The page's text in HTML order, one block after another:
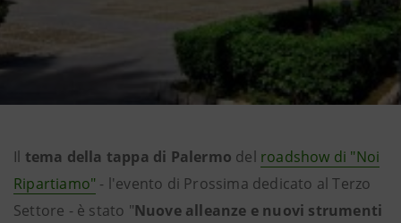
Il tema della tappa di Palermo del roadshow di "Noi
Ripartiamo" - l'evento di Prossima dedicato al Terzo
Settore - è stato "Nuove alleanze e nuovi strumenti